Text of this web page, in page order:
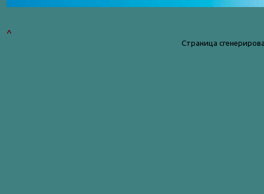
^
Страница